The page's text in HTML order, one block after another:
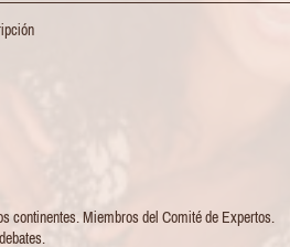
continentes. Miembros del Comité de Expertos.